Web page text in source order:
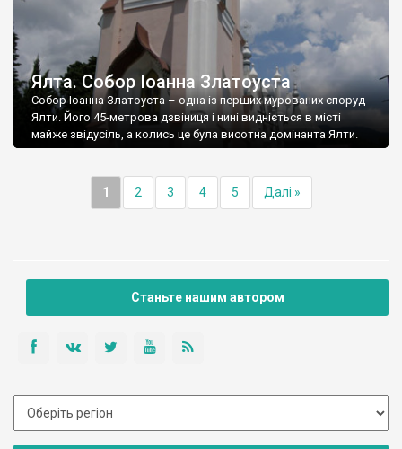
Ялта. Собор Іоанна Златоуста
Собор Іоанна Златоуста – одна із перших мурованих споруд
Ялти. Його 45-метрова дзвіниця і нині видніється в місті
майже звідусіль, а колись це була висотна домінанта Ялти.
1 2 3 4 5 Далі »
Станьте нашим автором